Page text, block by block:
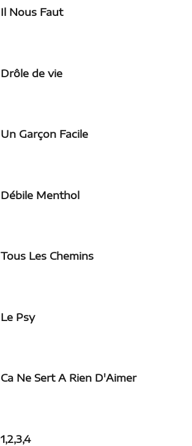
Il Nous Faut
Drôle de vie
Un Garçon Facile
Débile Menthol
Tous Les Chemins
Le Psy
Ca Ne Sert A Rien D'Aimer
1,2,3,4